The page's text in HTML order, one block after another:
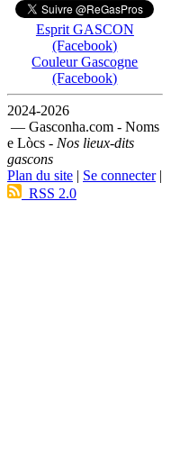
Esprit GASCON
(Facebook)
Couleur Gascogne
(Facebook)
2024-2026
— Gasconha.com - Noms
e Lòcs - Nos lieux-dits
gascons
Plan du site | Se connecter|
RSS 2.0